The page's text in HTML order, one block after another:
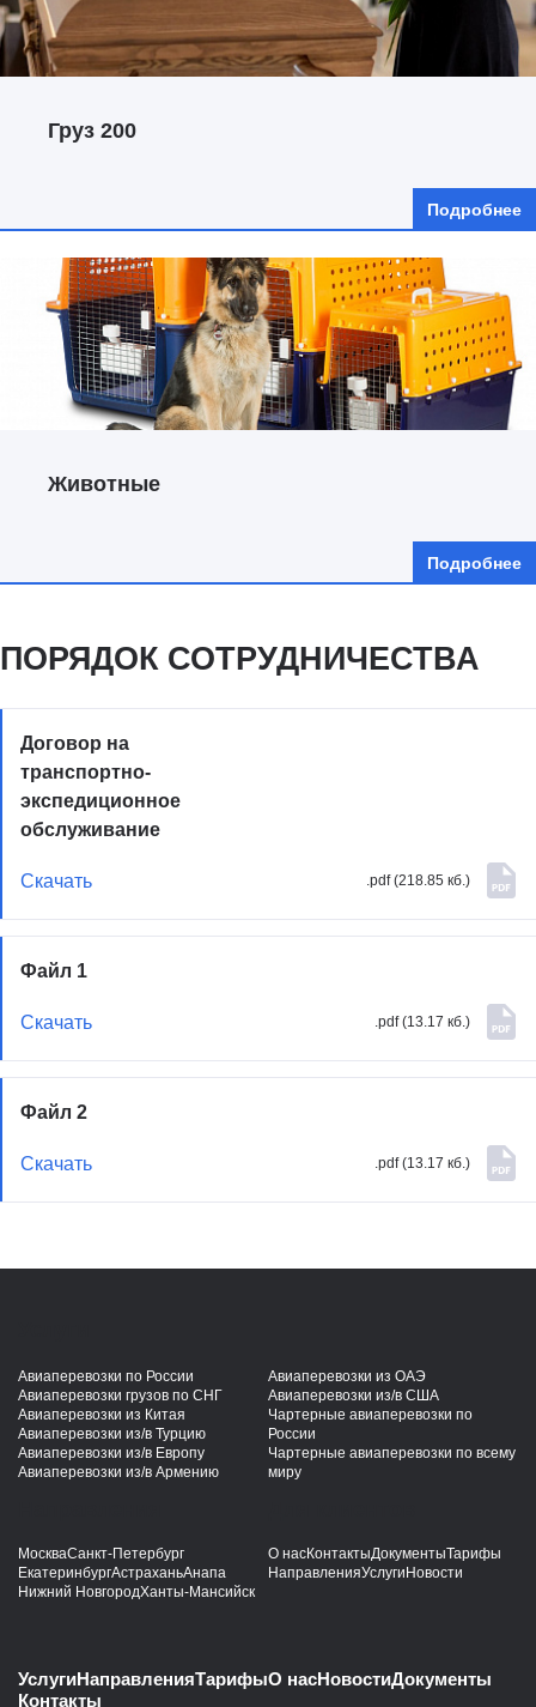
Груз 200
Подробнее
Животные
Подробнее
ПОРЯДОК СОТРУДНИЧЕСТВА
Договор на
транспортно-
экспедиционное
обслуживание
Скачать .pdf (218.85 кб.)
Файл 1
Скачать .pdf (13.17 кб.)
Файл 2
Скачать .pdf (13.17 кб.)
Авиаперевозки по России
Авиаперевозки грузов по СНГ
Авиаперевозки из Китая
Авиаперевозки из/в Турцию
Авиаперевозки из/в Европу
Авиаперевозки из/в Армению
Авиаперевозки из ОАЭ
Авиаперевозки из/в США
Чартерные авиаперевозки по
России
Чартерные авиаперевозки по всему
миру
МоскваСанкт-Петербург
ЕкатеринбургАстраханьАнапа
Нижний НовгородХанты-Мансийск
О насКонтактыДокументыТарифы
НаправленияУслугиНовости
УслугиНаправленияТарифыО насНовостиДокументы
Контакты